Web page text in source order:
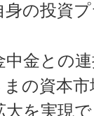
身の投資
中金との
まの資本
大を実現